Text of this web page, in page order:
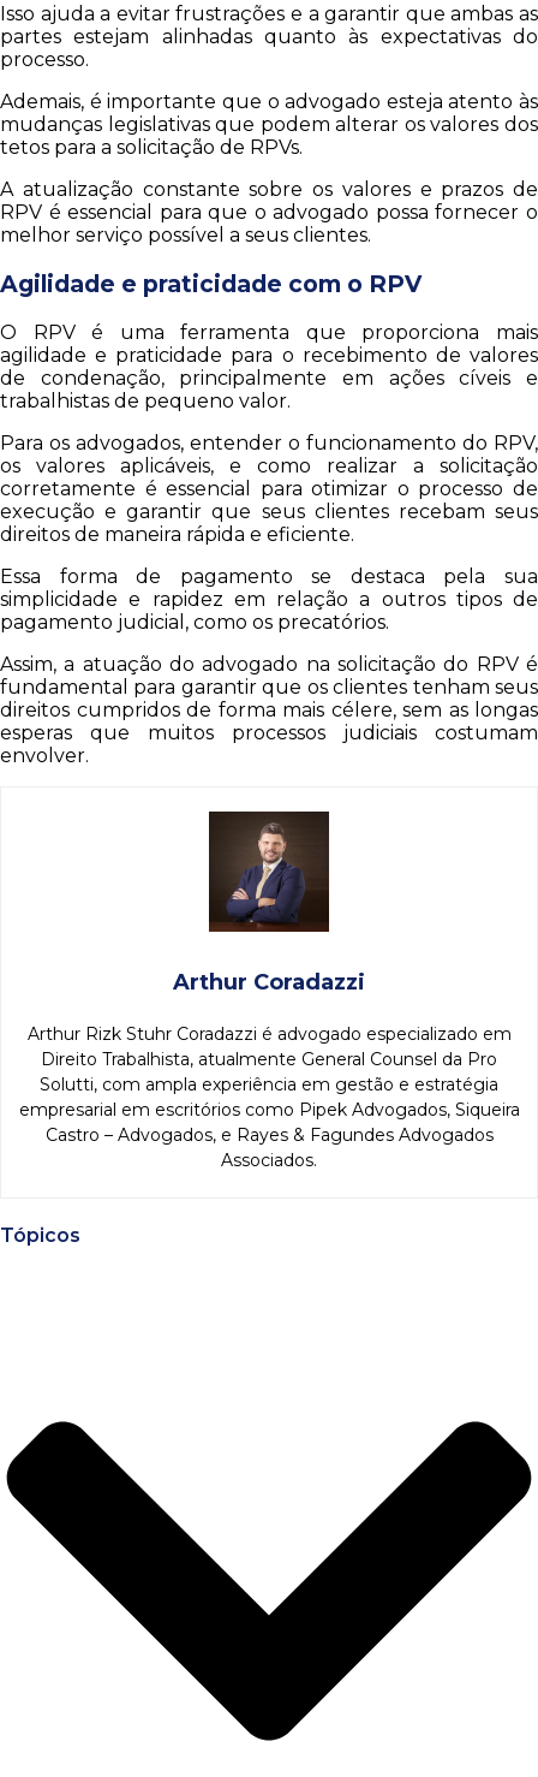
Isso ajuda a evitar frustrações e a garantir que ambas as
partes estejam alinhadas quanto às expectativas do
processo.
Ademais, é importante que o advogado esteja atento às
mudanças legislativas que podem alterar os valores dos
tetos para a solicitação de RPVs.
A atualização constante sobre os valores e prazos de
RPV é essencial para que o advogado possa fornecer o
melhor serviço possível a seus clientes.
Agilidade e praticidade com o RPV
O RPV é uma ferramenta que proporciona mais
agilidade e praticidade para o recebimento de valores
de condenação, principalmente em ações cíveis e
trabalhistas de pequeno valor.
Para os advogados, entender o funcionamento do RPV,
os valores aplicáveis, e como realizar a solicitação
corretamente é essencial para otimizar o processo de
execução e garantir que seus clientes recebam seus
direitos de maneira rápida e eficiente.
Essa forma de pagamento se destaca pela sua
simplicidade e rapidez em relação a outros tipos de
pagamento judicial, como os precatórios.
Assim, a atuação do advogado na solicitação do RPV é
fundamental para garantir que os clientes tenham seus
direitos cumpridos de forma mais célere, sem as longas
esperas que muitos processos judiciais costumam
envolver.
Arthur Coradazzi
Arthur Rizk Stuhr Coradazzi é advogado especializado em
Direito Trabalhista, atualmente General Counsel da Pro
Solutti, com ampla experiência em gestão e estratégia
empresarial em escritórios como Pipek Advogados, Siqueira
Castro – Advogados, e Rayes & Fagundes Advogados
Associados.
Tópicos